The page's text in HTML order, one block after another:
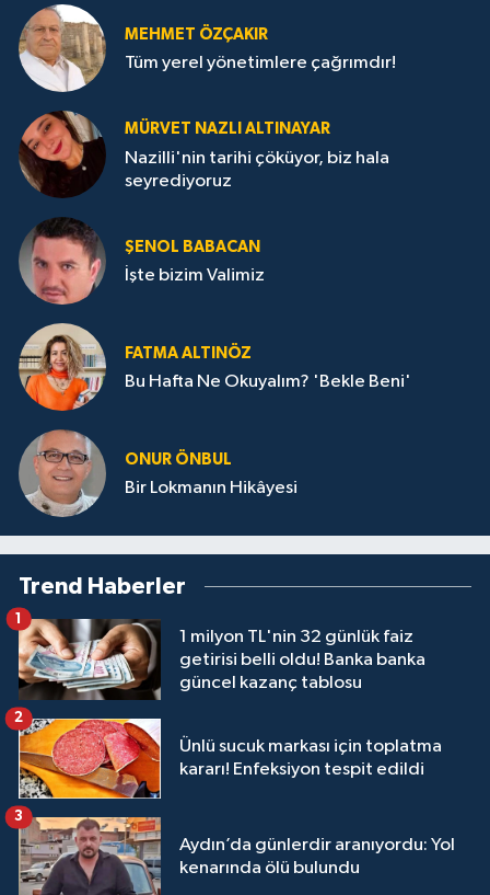
MEHMET ÖZÇAKIR
Tüm yerel yönetimlere çağrımdır!
MÜRVET NAZLI ALTINAYAR
Nazilli'nin tarihi çöküyor, biz hala
seyrediyoruz
ŞENOL BABACAN
İşte bizim Valimiz
FATMA ALTINÖZ
Bu Hafta Ne Okuyalım? 'Bekle Beni'
ONUR ÖNBUL
Bir Lokmanın Hikâyesi
Trend Haberler
1 milyon TL'nin 32 günlük faiz
getirisi belli oldu! Banka banka
güncel kazanç tablosu
1
Ünlü sucuk markası için toplatma
kararı! Enfeksiyon tespit edildi
2
Aydın’da günlerdir aranıyordu: Yol
kenarında ölü bulundu
3